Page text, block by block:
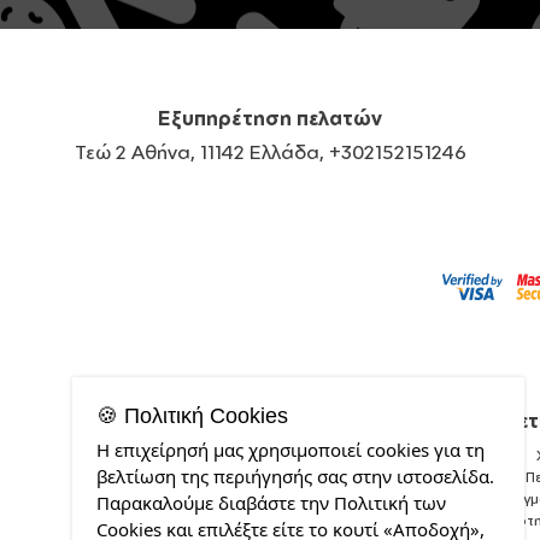
Εξυπηρέτηση πελατών
Τεώ 2 Αθήνα, 11142 Ελλάδα, +302152151246
🍪 Πολιτική Cookies
Η επιχείρησή μας χρησιμοποιεί cookies για τη
βελτίωση της περιήγησής σας στην ιστοσελίδα.
Παρακαλούμε διαβάστε την Πολιτική των
Cookies και επιλέξτε είτε το κουτί «Αποδοχή»,